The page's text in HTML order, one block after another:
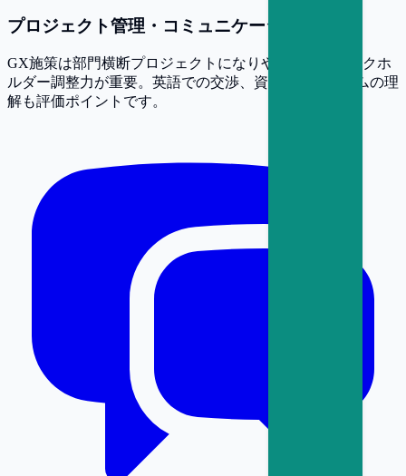
プロジェクト管理・コミュニケーション能力
GX施策は部門横断プロジェクトになりやすく、ステークホ
ルダー調整力が重要。英語での交渉、資金調達スキームの理
解も評価ポイントです。